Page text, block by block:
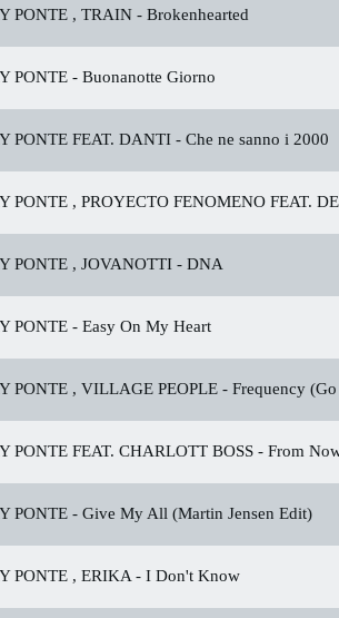
PONTE , TRAIN - Brokenhearted
PONTE - Buonanotte Giorno
PONTE FEAT. DANTI - Che ne sanno i 2000
PONTE , PROYECTO FENOMENO FEAT.
PONTE , JOVANOTTI - DNA
PONTE - Easy On My Heart
PONTE , VILLAGE PEOPLE - Frequency
PONTE FEAT. CHARLOTT BOSS - From
PONTE - Give My All (Martin Jensen Edit)
PONTE , ERIKA - I Don't Know